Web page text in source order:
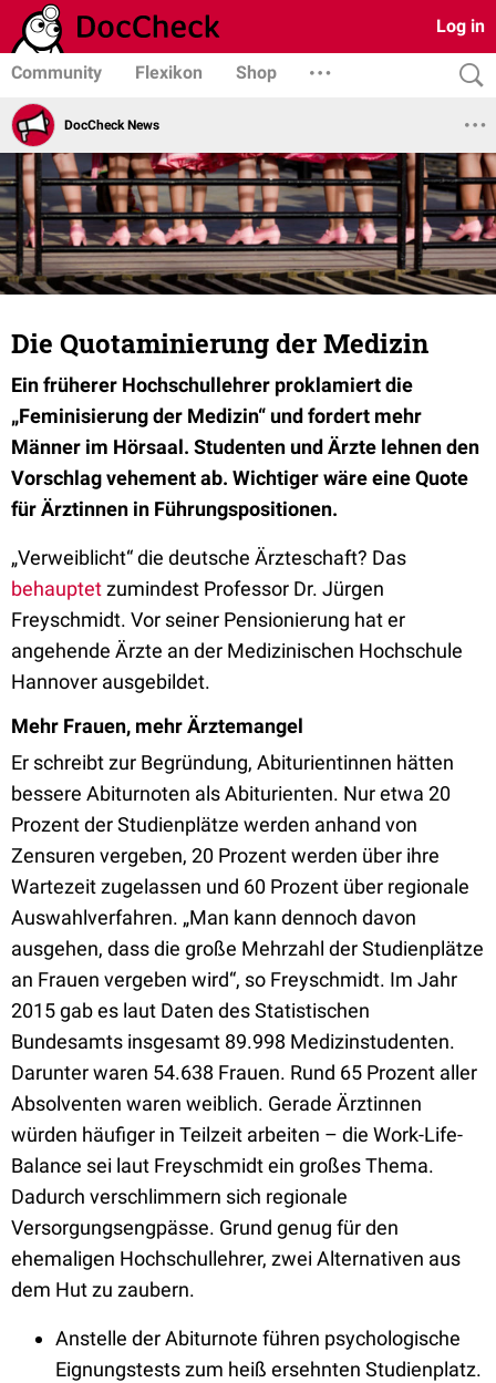
Log in
Community Flexikon Shop
DocCheck News
Die Quotaminierung der Medizin
Ein früherer Hochschullehrer proklamiert die
„Feminisierung der Medizin“ und fordert mehr
Männer im Hörsaal. Studenten und Ärzte lehnen den
Vorschlag vehement ab. Wichtiger wäre eine Quote
für Ärztinnen in Führungspositionen.
„Verweiblicht“ die deutsche Ärzteschaft? Das
behauptetzumindest Professor Dr. Jürgen
Freyschmidt. Vor seiner Pensionierung hat er
angehende Ärzte an der Medizinischen Hochschule
Hannover ausgebildet.
Mehr Frauen, mehr Ärztemangel
Er schreibt zur Begründung, Abiturientinnen hätten
bessere Abiturnoten als Abiturienten. Nur etwa 20
Prozent der Studienplätze werden anhand von
Zensuren vergeben, 20 Prozent werden über ihre
Wartezeit zugelassen und 60 Prozent über regionale
Auswahlverfahren. „Man kann dennoch davon
ausgehen, dass die große Mehrzahl der Studienplätze
an Frauen vergeben wird“, so Freyschmidt. Im Jahr
2015 gab es laut Daten des Statistischen
Bundesamts insgesamt 89.998 Medizinstudenten.
Darunter waren 54.638 Frauen. Rund 65 Prozent aller
Absolventen waren weiblich. Gerade Ärztinnen
würden häufiger in Teilzeit arbeiten – die Work-Life-
Balance sei laut Freyschmidt ein großes Thema.
Dadurch verschlimmern sich regionale
Versorgungsengpässe. Grund genug für den
ehemaligen Hochschullehrer, zwei Alternativen aus
dem Hut zu zaubern.
Anstelle der Abiturnote führen psychologische
Eignungstests zum heiß ersehnten Studienplatz.